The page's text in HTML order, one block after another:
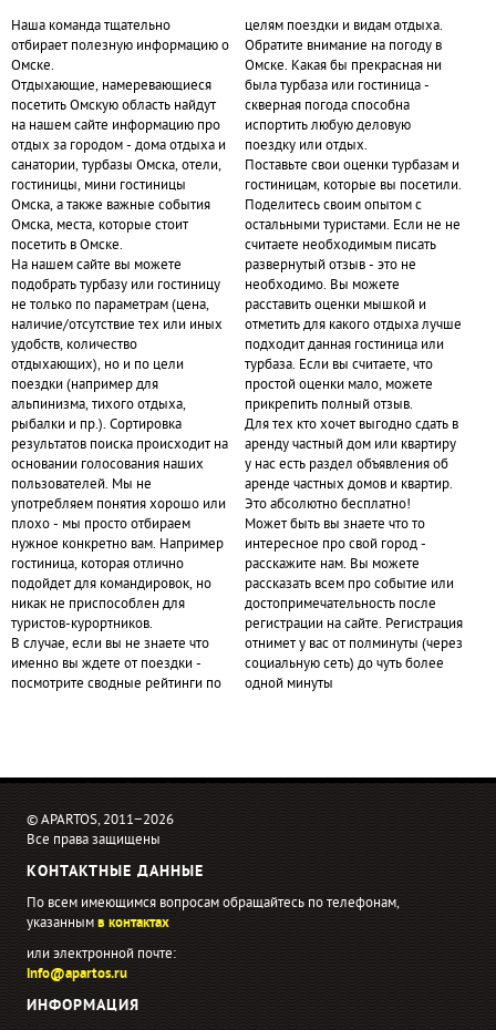
Наша команда тщательно
отбирает полезную информацию о
Омске.
Отдыхающие, намеревающиеся
посетить Омскую область найдут
на нашем сайте информацию про
отдых за городом - дома отдыха и
санатории, турбазы Омска, отели,
гостиницы, мини гостиницы
Омска, а также важные события
Омска, места, которые стоит
посетить в Омске.
На нашем сайте вы можете
подобрать турбазу или гостиницу
не только по параметрам (цена,
наличие/отсутствие тех или иных
удобств, количество
отдыхающих), но и по цели
поездки (например для
альпинизма, тихого отдыха,
рыбалки и пр.). Сортировка
результатов поиска происходит на
основании голосования наших
пользователей. Мы не
употребляем понятия хорошо или
плохо - мы просто отбираем
нужное конкретно вам. Например
гостиница, которая отлично
подойдет для командировок, но
никак не приспособлен для
туристов-курортников.
В случае, если вы не знаете что
именно вы ждете от поездки -
посмотрите сводные рейтинги по
целям поездки и видам отдыха.
Обратите внимание на погоду в
Омске. Какая бы прекрасная ни
была турбаза или гостиница -
скверная погода способна
испортить любую деловую
поездку или отдых.
Поставьте свои оценки турбазам и
гостиницам, которые вы посетили.
Поделитесь своим опытом с
остальными туристами. Если не не
считаете необходимым писать
развернутый отзыв - это не
необходимо. Вы можете
расставить оценки мышкой и
отметить для какого отдыха лучше
подходит данная гостиница или
турбаза. Если вы считаете, что
простой оценки мало, можете
прикрепить полный отзыв.
Для тех кто хочет выгодно сдать в
аренду частный дом или квартиру
у нас есть раздел объявления об
аренде частных домов и квартир.
Это абсолютно бесплатно!
Может быть вы знаете что то
интересное про свой город -
расскажите нам. Вы можете
рассказать всем про событие или
достопримечательность после
регистрации на сайте. Регистрация
отнимет у вас от полминуты (через
социальную сеть) до чуть более
одной минуты
© APARTOS, 2011−2026
Все права защищены
КОНТАКТНЫЕ ДАННЫЕ
По всем имеющимся вопросам обращайтесь по телефонам,
указаннымв контактах
или электронной почте:
info@apartos.ru
ИНФОРМАЦИЯ